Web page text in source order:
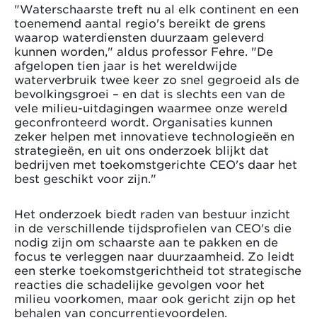
"Waterschaarste treft nu al elk continent en een
toenemend aantal regio's bereikt de grens
waarop waterdiensten duurzaam geleverd
kunnen worden," aldus professor Fehre. "De
afgelopen tien jaar is het wereldwijde
waterverbruik twee keer zo snel gegroeid als de
bevolkingsgroei – en dat is slechts een van de
vele milieu-uitdagingen waarmee onze wereld
geconfronteerd wordt. Organisaties kunnen
zeker helpen met innovatieve technologieën en
strategieën, en uit ons onderzoek blijkt dat
bedrijven met toekomstgerichte CEO's daar het
best geschikt voor zijn."
Het onderzoek biedt raden van bestuur inzicht
in de verschillende tijdsprofielen van CEO's die
nodig zijn om schaarste aan te pakken en de
focus te verleggen naar duurzaamheid. Zo leidt
een sterke toekomstgerichtheid tot strategische
reacties die schadelijke gevolgen voor het
milieu voorkomen, maar ook gericht zijn op het
behalen van concurrentievoordelen.